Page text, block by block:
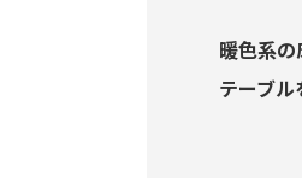
暖色系
テーブル